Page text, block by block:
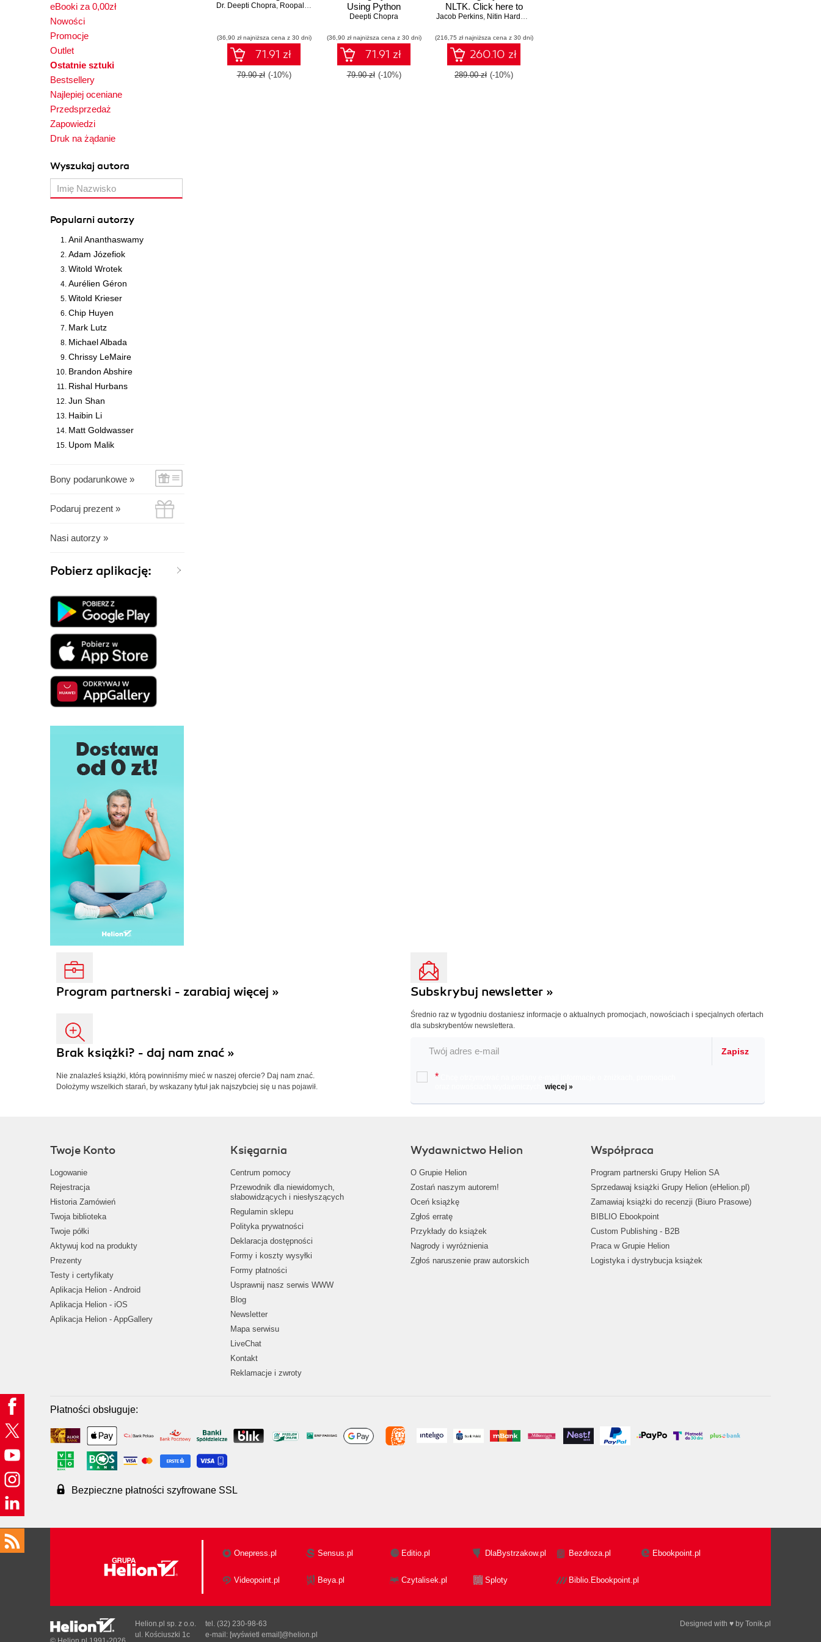
eBooki za 0,00zł
Nowości
Promocje
Outlet
Ostatnie sztuki
Bestsellery
Najlepiej oceniane
Przedsprzedaż
Zapowiedzi
Druk na żądanie
Wyszukaj autora
Popularni autorzy
Anil Ananthaswamy
Adam Józefiok
Witold Wrotek
Aurélien Géron
Witold Krieser
Chip Huyen
Mark Lutz
Michael Albada
Chrissy LeMaire
Brandon Abshire
Rishal Hurbans
Jun Shan
Haibin Li
Matt Goldwasser
Upom Malik
Bony podarunkowe »
Podaruj prezent »
Nasi autorzy »
Pobierz aplikację:
Dr. Deepti Chopra, Roopal Khurana
(36,90 zł najniższa cena z 30 dni)
71.91 zł
79.90 zł (-10%)
Using Python
Deepti Chopra
(36,90 zł najniższa cena z 30 dni)
71.91 zł
79.90 zł (-10%)
NLTK. Click here to
enter text
Jacob Perkins, Nitin Hardeniya
(216,75 zł najniższa cena z 30 dni)
260.10 zł
289.00 zł (-10%)
Program partnerski - zarabiaj więcej »
Brak książki? - daj nam znać »
Nie znalazłeś książki, którą powinniśmy mieć w naszej ofercie? Daj nam znać.
Dołożymy wszelkich starań, by wskazany tytuł jak najszybciej się u nas pojawił.
Subskrybuj newsletter »
Średnio raz w tygodniu dostaniesz informacje o aktualnych promocjach, nowościach i specjalnych ofertach
dla subskrybentów newslettera.
Zapisz
*
więcej »
Twoje Konto
Logowanie
Rejestracja
Historia Zamówień
Twoja biblioteka
Twoje półki
Aktywuj kod na produkty
Prezenty
Testy i certyfikaty
Aplikacja Helion - Android
Aplikacja Helion - iOS
Aplikacja Helion - AppGallery
Księgarnia
Centrum pomocy
Przewodnik dla niewidomych,
słabowidzących i niesłyszących
Regulamin sklepu
Polityka prywatności
Deklaracja dostępności
Formy i koszty wysyłki
Formy płatności
Usprawnij nasz serwis WWW
Blog
Newsletter
Mapa serwisu
LiveChat
Kontakt
Reklamacje i zwroty
Wydawnictwo Helion
O Grupie Helion
Zostań naszym autorem!
Oceń książkę
Zgłoś erratę
Przykłady do książek
Nagrody i wyróżnienia
Zgłoś naruszenie praw autorskich
Współpraca
Program partnerski Grupy Helion SA
Sprzedawaj książki Grupy Helion (eHelion.pl)
Zamawiaj książki do recenzji (Biuro Prasowe)
BIBLIO Ebookpoint
Custom Publishing - B2B
Praca w Grupie Helion
Logistyka i dystrybucja książek
Płatności obsługuje:
Bezpieczne płatności szyfrowane SSL
Onepress.pl Sensus.pl Editio.pl DlaBystrzakow.pl Bezdroza.pl Ebookpoint.pl
Videopoint.pl Beya.pl Czytalisek.pl Sploty Biblio.Ebookpoint.pl
Designed with ♥ by Tonik.pl
Helion.pl sp. z o.o.
ul. Kościuszki 1c
tel. (32) 230-98-63
e-mail: [wyświetl email]@helion.pl